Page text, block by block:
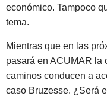
económico. Tampoco
tema.
Mientras que en las
pasará en ACUMAR la
caminos conducen a
caso Bruzesse. ¿Será